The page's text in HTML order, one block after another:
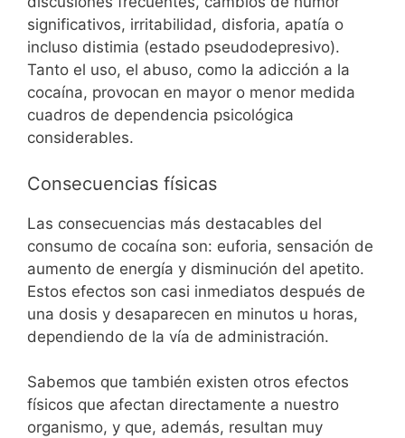
significativos, irritabilidad, disforia, apatía o
incluso distimia (estado pseudodepresivo).
Tanto el uso, el abuso, como la adicción a la
cocaína, provocan en mayor o menor medida
cuadros de dependencia psicológica
considerables.
Consecuencias físicas
Las consecuencias más destacables del
consumo de cocaína son: euforia, sensación de
aumento de energía y disminución del apetito.
Estos efectos son casi inmediatos después de
una dosis y desaparecen en minutos u horas,
dependiendo de la vía de administración.
Sabemos que también existen otros efectos
físicos que afectan directamente a nuestro
organismo, y que, además, resultan muy